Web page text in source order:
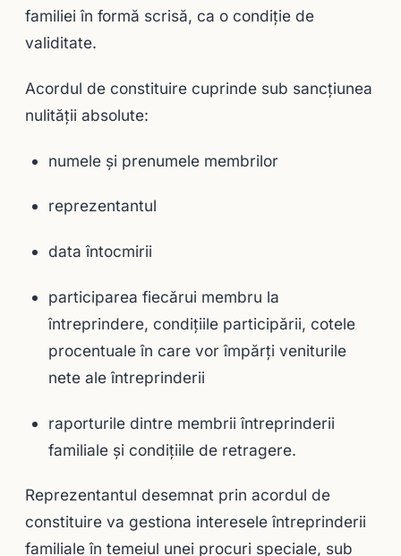
familiei în formă scrisă, ca o condiţie de
validitate.
Acordul de constituire cuprinde sub sancţiunea
nulităţii absolute:
numele şi prenumele membrilor
reprezentantul
data întocmirii
participarea fiecărui membru la
întreprindere, condiţiile participării, cotele
procentuale în care vor împărţi veniturile
nete ale întreprinderii
raporturile dintre membrii întreprinderii
familiale şi condiţiile de retragere.
Reprezentantul desemnat prin acordul de
constituire va gestiona interesele întreprinderii
familiale în temeiul unei procuri speciale, sub